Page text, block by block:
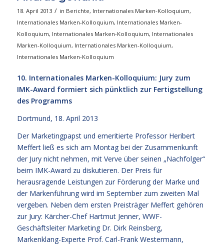
18. April 2013 / in Berichte, Internationales Marken-Kolloquium,
Internationales Marken-Kolloquium, Internationales Marken-
Kolloquium, Internationales Marken-Kolloquium, Internationales
Marken-Kolloquium, Internationales Marken-Kolloquium,
Internationales Marken-Kolloquium
10. Internationales Marken-Kolloquium: Jury zum
IMK-Award formiert sich pünktlich zur Fertigstellung
des Programms
Dortmund, 18. April 2013
Der Marketingpapst und emeritierte Professor Heribert
Meffert ließ es sich am Montag bei der Zusammenkunft
der Jury nicht nehmen, mit Verve über seinen „Nachfolger“
beim IMK-Award zu diskutieren. Der Preis für
herausragende Leistungen zur Förderung der Marke und
der Markenführung wird im September zum zweiten Mal
vergeben. Neben dem ersten Preisträger Meffert gehören
zur Jury: Kärcher-Chef Hartmut Jenner, WWF-
Geschäftsleiter Marketing Dr. Dirk Reinsberg,
Markenklang-Experte Prof. Carl-Frank Westermann,